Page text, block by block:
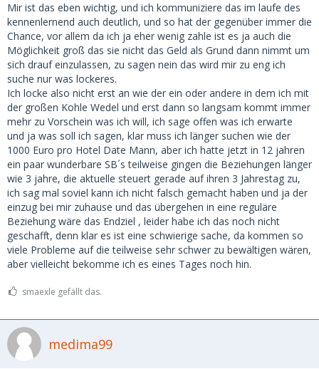
Mir ist das eben wichtig, und ich kommuniziere das im laufe des
kennenlernend auch deutlich, und so hat der gegenüber immer die
Chance, vor allem da ich ja eher wenig zahle ist es ja auch die
Möglichkeit groß das sie nicht das Geld als Grund dann nimmt um
sich drauf einzulassen, zu sagen nein das wird mir zu eng ich
suche nur was lockeres.
Ich locke also nicht erst an wie der ein oder andere in dem ich mit
der großen Kohle Wedel und erst dann so langsam kommt immer
mehr zu Vorschein was ich will, ich sage offen was ich erwarte
und ja was soll ich sagen, klar muss ich länger suchen wie der
1000 Euro pro Hotel Date Mann, aber ich hatte jetzt in 12 jahren
ein paar wunderbare SB´s teilweise gingen die Beziehungen länger
wie 3 jahre, die aktuelle steuert gerade auf ihren 3 Jahrestag zu,
ich sag mal soviel kann ich nicht falsch gemacht haben und ja der
einzug bei mir zuhause und das übergehen in eine reguläre
Beziehung wäre das Endziel , leider habe ich das noch nicht
geschafft, denn klar es ist eine schwierige sache, da kommen so
viele Probleme auf die teilweise sehr schwer zu bewältigen wären,
aber vielleicht bekomme ich es eines Tages noch hin.
smaexle gefällt das.
medima99